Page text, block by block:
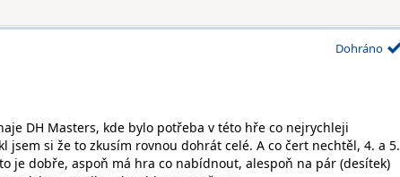
Dohráno
DH Masters, kde bylo potřeba v této hře co nejrychleji
jsem si že to zkusím rovnou dohrát celé. A co čert nechtěl, 4. a 5.
je dobře, aspoň má hra co nabídnout, alespoň na pár (desítek)